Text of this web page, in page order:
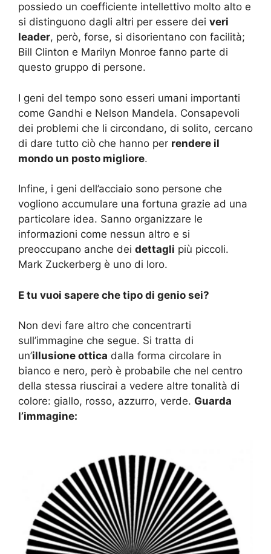
possiedo un coefficiente intellettivo molto alto e
si distinguono dagli altri per essere dei veri
leader, però, forse, si disorientano con facilità;
Bill Clinton e Marilyn Monroe fanno parte di
questo gruppo di persone.
I geni del tempo sono esseri umani importanti
come Gandhi e Nelson Mandela. Consapevoli
dei problemi che li circondano, di solito, cercano
di dare tutto ciò che hanno per rendere il
mondo un posto migliore.
Infine, i geni dell’acciaio sono persone che
vogliono accumulare una fortuna grazie ad una
particolare idea. Sanno organizzare le
informazioni come nessun altro e si
preoccupano anche dei dettagli più piccoli.
Mark Zuckerberg è uno di loro.
E tu vuoi sapere che tipo di genio sei?
Non devi fare altro che concentrarti
sull’immagine che segue. Si tratta di
un’illusione ottica dalla forma circolare in
bianco e nero, però è probabile che nel centro
della stessa riuscirai a vedere altre tonalità di
colore: giallo, rosso, azzurro, verde. Guarda
l’immagine: